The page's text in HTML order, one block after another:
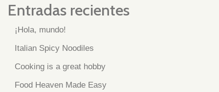
Entradas recientes
¡Hola, mundo!
Italian Spicy Noodiles
Cooking is a great hobby
Food Heaven Made Easy